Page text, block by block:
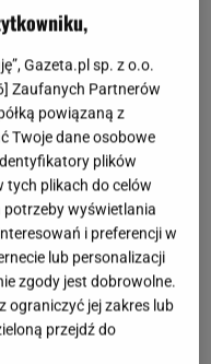
jest ojczymem posłanki
Gazeta.pl sp. z o.o.
] Zaufanych Partnerów
powiązaną z
Twoje dane osobowe
plików
tych plikach do celów
potrzeby wyświetlania
i preferencji w
lub personalizacji
zgody jest dobrowolne.
ograniczyć jej zakres lub
przejdź do